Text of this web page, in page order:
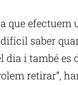
que efectuem
saber
dia i també
retirar”,